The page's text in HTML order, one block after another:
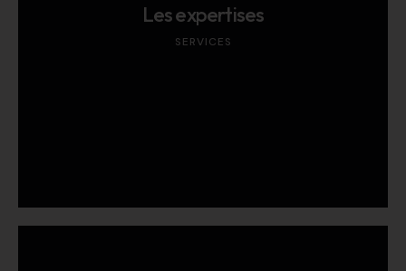
Les expertises
SERVICES